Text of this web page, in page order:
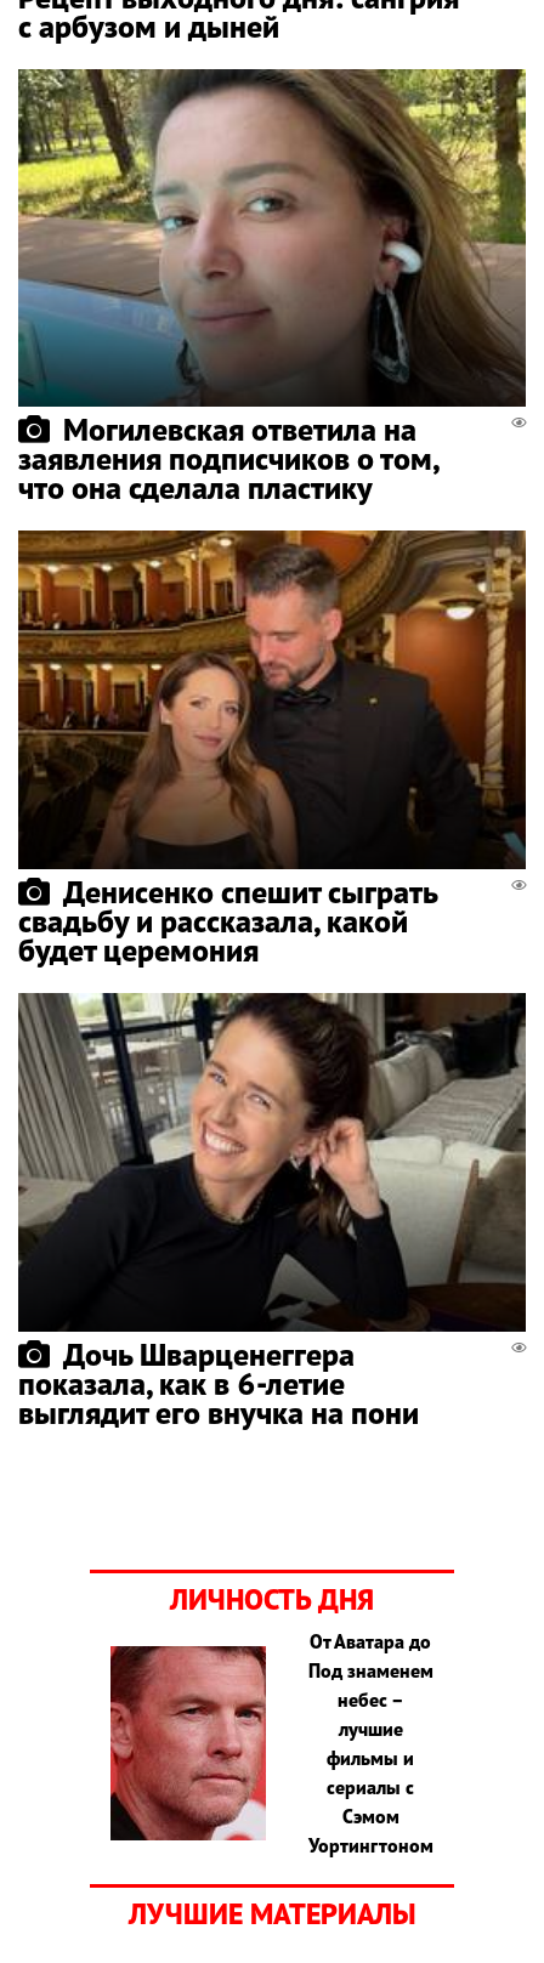
с арбузом и дыней
Могилевская ответила на
заявления подписчиков о том,
что она сделала пластику
Денисенко спешит сыграть
свадьбу и рассказала, какой
будет церемония
Дочь Шварценеггера
показала, как в 6-летие
выглядит его внучка на пони
ЛИЧНОСТЬ ДНЯ
От Аватара до
Под знаменем
небес –
лучшие
фильмы и
сериалы с
Сэмом
Уортингтоном
ЛУЧШИЕ МАТЕРИАЛЫ